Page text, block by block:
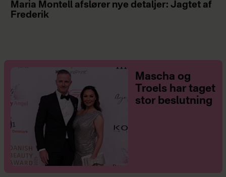
Maria Montell afslører nye detaljer: Jagtet af
Frederik
Mascha og
Troels har taget
stor beslutning